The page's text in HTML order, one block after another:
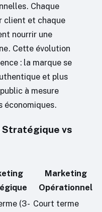
Chaque
client et chaque
nourrir une
Cette évolution
: la marque se
et plus
à mesure
économiques.
Stratégique vs
Marketing
Opérationnel
(3- Court terme